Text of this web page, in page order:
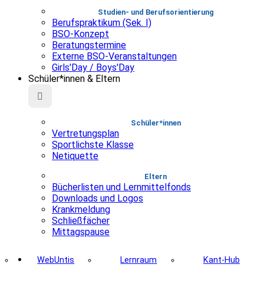
Studien- und Berufsorientierung
Berufspraktikum (Sek. I)
BSO-Konzept
Beratungstermine
Externe BSO-Veranstaltungen
Girls'Day / Boys'Day
Schüler*innen & Eltern
Schüler*innen
Vertretungsplan
Sportlichste Klasse
Netiquette
Eltern
Bücherlisten und Lernmittelfonds
Downloads und Logos
Krankmeldung
Schließfächer
Mittagspause
WebUntis Lernraum Kant-Hub